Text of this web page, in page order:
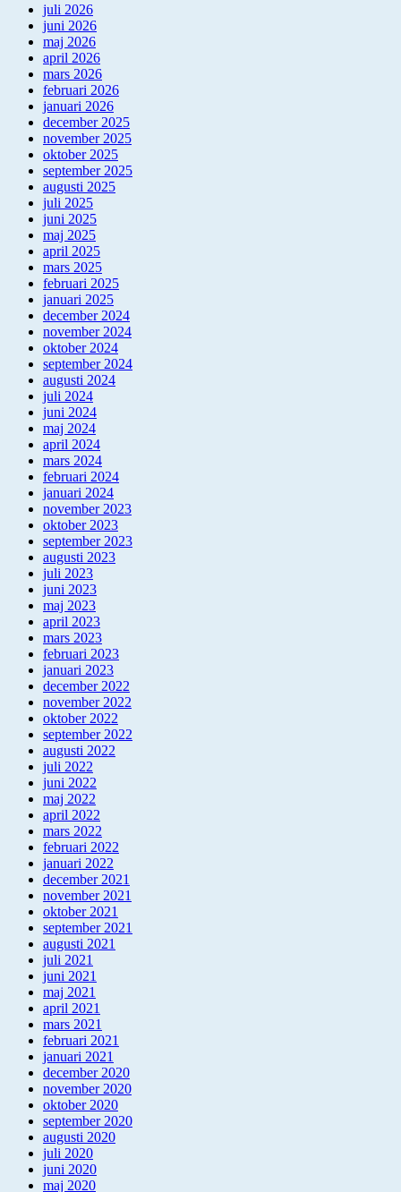
juli 2026
juni 2026
maj 2026
april 2026
mars 2026
februari 2026
januari 2026
december 2025
november 2025
oktober 2025
september 2025
augusti 2025
juli 2025
juni 2025
maj 2025
april 2025
mars 2025
februari 2025
januari 2025
december 2024
november 2024
oktober 2024
september 2024
augusti 2024
juli 2024
juni 2024
maj 2024
april 2024
mars 2024
februari 2024
januari 2024
november 2023
oktober 2023
september 2023
augusti 2023
juli 2023
juni 2023
maj 2023
april 2023
mars 2023
februari 2023
januari 2023
december 2022
november 2022
oktober 2022
september 2022
augusti 2022
juli 2022
juni 2022
maj 2022
april 2022
mars 2022
februari 2022
januari 2022
december 2021
november 2021
oktober 2021
september 2021
augusti 2021
juli 2021
juni 2021
maj 2021
april 2021
mars 2021
februari 2021
januari 2021
december 2020
november 2020
oktober 2020
september 2020
augusti 2020
juli 2020
juni 2020
maj 2020